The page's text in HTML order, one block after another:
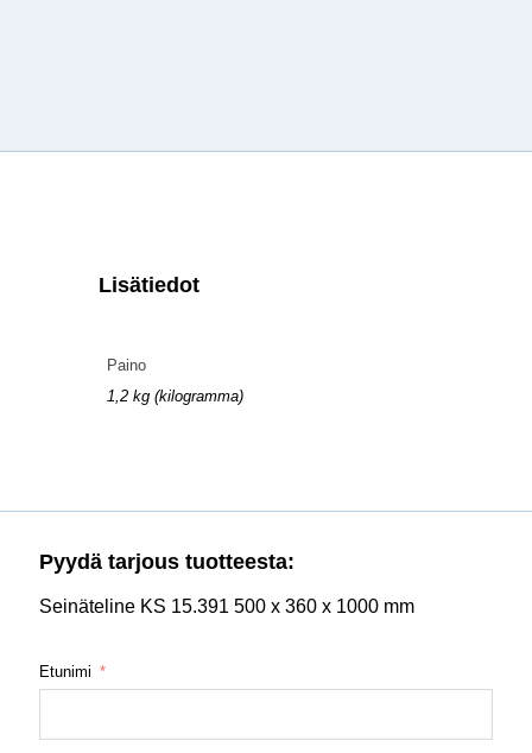
Lisätiedot
Paino
1,2 kg (kilogramma)
Pyydä tarjous tuotteesta:
Seinäteline KS 15.391 500 x 360 x 1000 mm
Etunimi